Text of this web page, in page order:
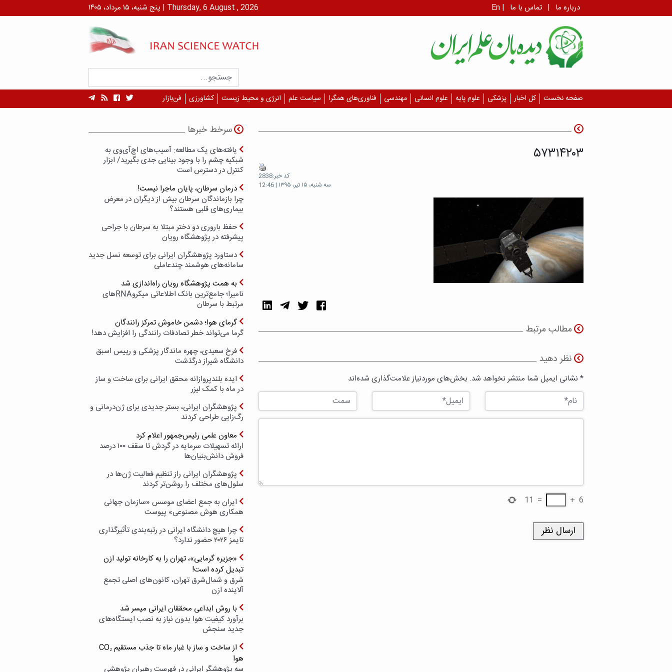
پنج شنبه، ۱۵ مرداد، ۱۴۰۵ | Thursday, 6 August , 2026 En | درباره ما | تماس با ما
صفحه نخست کل اخبار پزشکی علوم پایه علوم انسانی مهندسی فناوری‌های همگرا سیاست علم انرژی و محیط زیست کشاورزی فن‌بازار
۵۷۳۱۴۲۰۳
کد خبر:2838
سه شنبه، ۱۵ تیر، ۱۳۹۵ | 12:46
مطالب مرتبط
نظر دهید
* نشانی ایمیل شما منتشر نخواهد شد. بخش‌های موردنیاز علامت‌گذاری شده‌اند
6
+
=
11
سرخط خبرها
یافته‌های یک مطالعه: آسیب‌های اچ‌آی‌وی به
شبکیه چشم را با وجود بینایی جدی بگیرید/ ابزار
کنترل در دسترس است
درمان سرطان، پایان ماجرا نیست!
چرا بازماندگان سرطان بیش از دیگران در معرض
بیماری‌های قلبی هستند؟
حفظ باروری دو دختر مبتلا به سرطان با جراحی
پیشرفته در پژوهشگاه رویان
دستاورد پژوهشگران ایرانی برای توسعه نسل جدید
سامانه‌های هوشمند چندعاملی
به همت پژوهشگاه رویان راه‌اندازی شد
نامیرا؛ جامع‌ترین بانک اطلاعاتی میکروRNAهای
مرتبط با سرطان
گرمای هوا؛ دشمن خاموش تمرکز رانندگان
گرما می‌تواند خطر تصادفات رانندگی را افزایش دهد!
فرخ سعیدی، چهره ماندگار پزشکی و رییس اسبق
دانشگاه شیراز درگذشت
ایده بلندپروازانه محقق ایرانی برای ساخت و ساز
در ماه با کمک لیزر
پژوهشگران ایرانی، بستر جدیدی برای ژن‌درمانی و
رگ‌زایی طراحی کردند
معاون علمی رئیس‌جمهور اعلام کرد
ارائه تسهیلات سرمایه در گردش تا سقف ۱۰۰ درصد
فروش دانش‌بنیان‌ها
پژوهشگران ایرانی راز تنظیم فعالیت ژن‌ها در
سلول‌های مختلف را روشن‌تر کردند
ایران به جمع اعضای موسس «سازمان جهانی
همکاری هوش مصنوعی» پیوست
چرا هیچ دانشگاه ایرانی در رتبه‌بندی تأثیرگذاری
تایمز ۲۰۲۶ حضور ندارد؟
«جزیره گرمایی»، تهران را به کارخانه تولید ازن
تبدیل کرده است!
شرق و شمال‌شرق تهران، کانون‌های اصلی تجمع
آلاینده ازن
با روش ابداعی محققان ایرانی میسر شد
برآورد کیفیت هوا بدون نیاز به نصب ایستگاه‌های
جدید سنجش
از ساخت و ساز با غبار ماه تا جذب مستقیم CO₂
هوا
سه پژوهشگر ایرانی در فهرست رهبران پژوهشی